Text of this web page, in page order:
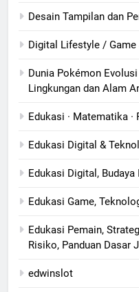
Desain Tampilan dan
Digital Lifestyle / Game
Dunia Pokémon
Lingkungan dan Alam
Edukasi · Matematika
Edukasi Digital &
Edukasi Digital, Budaya
Edukasi Game,
Edukasi Pemain,
Risiko, Panduan Dasar
edwinslot